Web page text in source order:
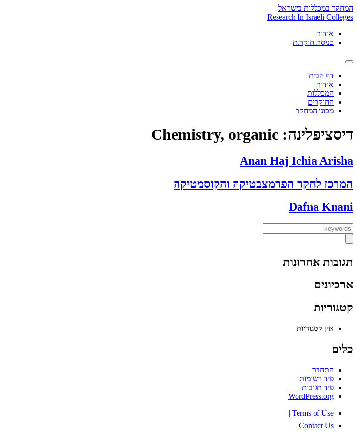
Skip
to
המחקר במכללות בישראל
Research In Israeli Colleges
אודות
כניסת חוקר.ת
דף הבית
אודות
המכללות
החוקרים
מכוני המחקר
דיסציפלינה: Chemistry, organic
Anan Haj Ichia Arisha
המרכז לחקר הפרמצבטיקה והקוסמטיקה
Dafna Knani
תגובות אחרונות
ארכיונים
קטגוריות
אין קטגוריות
כלים
התחבר
פיד רשומות
פיד תגובות
WordPress.org
Terms of Use
|
Contact Us